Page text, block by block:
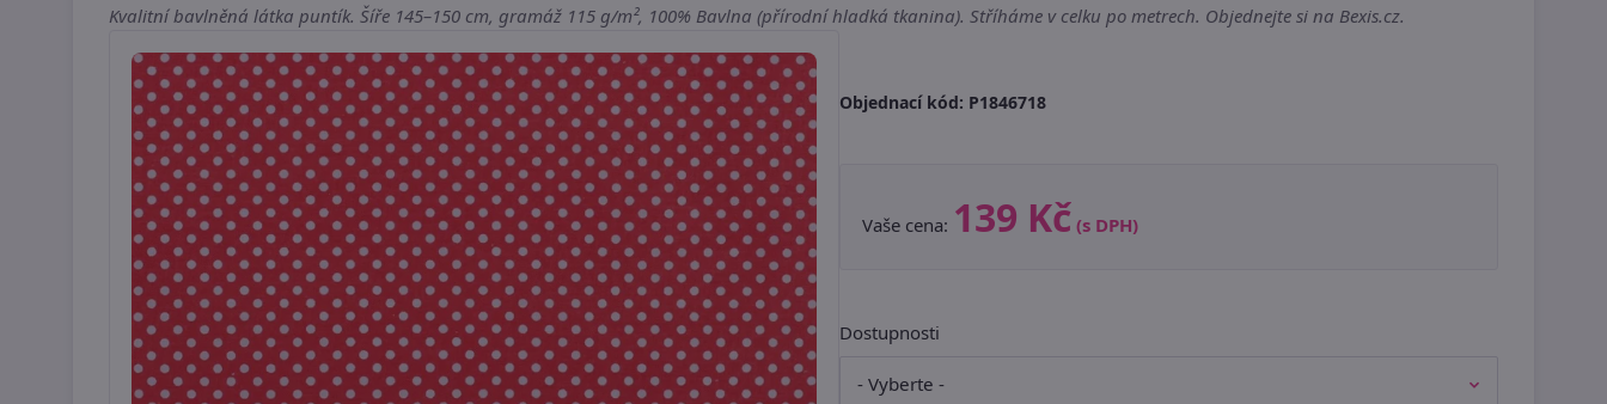
Kvalitní bavlněná látka puntík. Šíře 145–150 cm, gramáž 115 g/m², 100% Bavlna (přírodní hladká tkanina). Stříháme v celku po metrech. Objednejte si na Bexis.cz.
Objednací kód: P1846718
Vaše cena: 139 Kč (s DPH)
Dostupnosti